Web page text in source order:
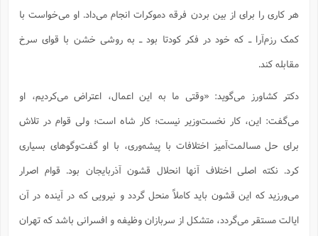
هر کاری را برای از بین بردن فرقه ‌دموکرات انجام می‌داد. او می‌خواست با
کمک رزم‌آرا ـ که خود در فکر کودتا بود ـ به روشی خشن با قوای سرخ
مقابله کند.
دکتر کشاورز می‌گوید: «وقتی ما به این اعمال، اعتراض می‌کردیم، او
می‌گفت: این، کار نخست‌‌وزیر نیست؛ کار شاه است؛ ولی قوام در تلاش
برای حل مسالمت‌آمیز اختلافات با پیشه‌وری، با او گفت‌و‌گوهای بسیاری
کرد. نکته اصلی اختلاف آنها انحلال قشون آذربایجان بود. قوام اصرار
می‌ورزید که این قشون باید کاملاً منحل گردد و نیرویی که در آینده در آن
ایالت مستقر می‌گردد، متشکل از سربازان وظیفه و افسرانی باشد که تهران